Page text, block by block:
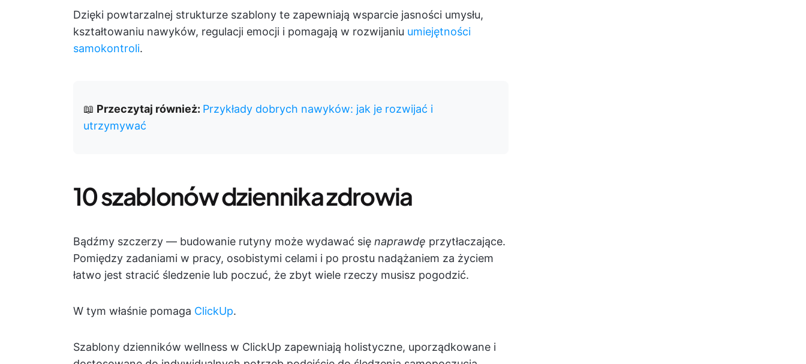
Dzięki powtarzalnej strukturze szablony te zapewniają wsparcie jasności umysłu,
kształtowaniu nawyków, regulacji emocji i pomagają w rozwijaniu umiejętności
samokontroli.
📖 Przeczytaj również: Przykłady dobrych nawyków: jak je rozwijać i
utrzymywać
10 szablonów dziennika zdrowia
Bądźmy szczerzy — budowanie rutyny może wydawać się naprawdę przytłaczające.
Pomiędzy zadaniami w pracy, osobistymi celami i po prostu nadążaniem za życiem
łatwo jest stracić śledzenie lub poczuć, że zbyt wiele rzeczy musisz pogodzić.
W tym właśnie pomaga ClickUp.
Szablony dzienników wellness w ClickUp zapewniają holistyczne, uporządkowane i